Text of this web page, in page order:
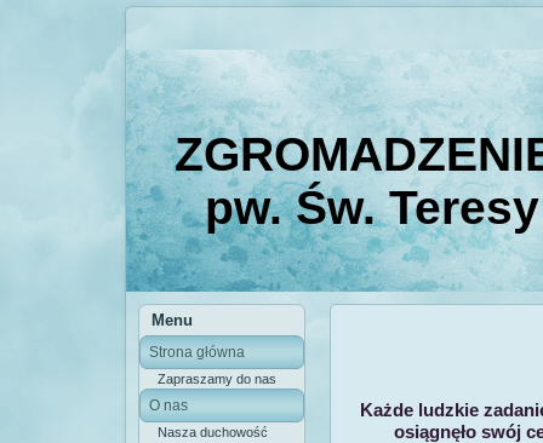
pw. Św.
Menu
Strona główna
Zapraszamy do nas
O nas
Nasza duchowość
Każde ludzkie
osiągnęło swój